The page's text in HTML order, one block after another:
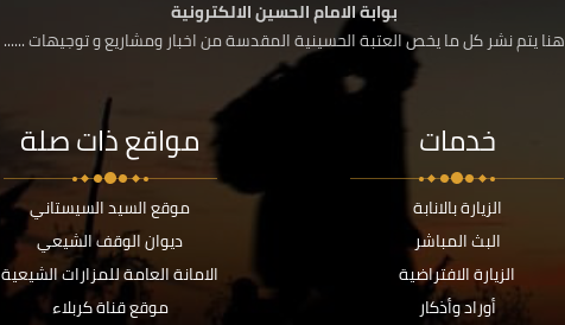
بوابة الامام الحسين الالكترونية
هنا يتم نشر كل ما يخص العتبة الحسينية المقدسة من اخبار ومشاريع و توجيهات ......
خدمات
الزيارة بالانابة
البث المباشر
الزيارة الافتراضية
أوراد وأذكار
مواقع ذات صلة
موقع السيد السيستاني
ديوان الوقف الشيعي
الامانة العامة للمزارات الشيعية
موقع قناة كربلاء